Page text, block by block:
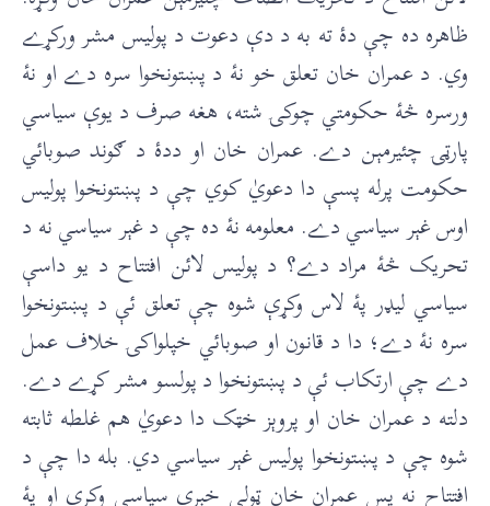
ظاهره ده چې دۀ ته به د دې دعوت د پوليس مشر ورکړے
وي. د عمران خان تعلق خو نۀ د پښتونخوا سره دے او نۀ
ورسره څۀ حکومتي چوکۍ شته، هغه صرف د یوې سیاسي
پارټۍ چئیرمېن دے. عمران خان او ددۀ د ګوند صوبائي
حکومت پرله پسې دا دعويٰ کوي چې د پښتونخوا پوليس
اوس غېر سياسي دے. معلومه نۀ ده چې د غېر سياسي نه د
تحريک څۀ مراد دے؟ د پوليس لائن افتتاح د يو داسې
سياسي ليډر پۀ لاس وکړې شوه چې تعلق ئې د پښتونخوا
سره نۀ دے؛ دا د قانون او صوبائي خپلواکۍ خلاف عمل
دے چې ارتکاب ئې د پښتونخوا د پولسو مشر کړے دے.
دلته د عمران خان او پروېز خټک دا دعويٰ هم غلطه ثابته
شوه چې د پښتونخوا پوليس غېر سياسي دي. بله دا چې د
افتتاح نه پس عمران خان ټولې خبرې سياسي وکړې او پۀ